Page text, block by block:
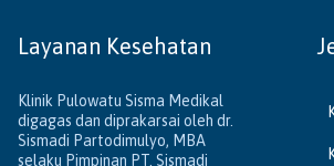
Layanan Kesehatan
Klinik Pulowatu Sisma Medikal
digagas dan diprakarsai oleh dr.
Sismadi Partodimulyo, MBA
selaku Pimpinan PT. Sismadi